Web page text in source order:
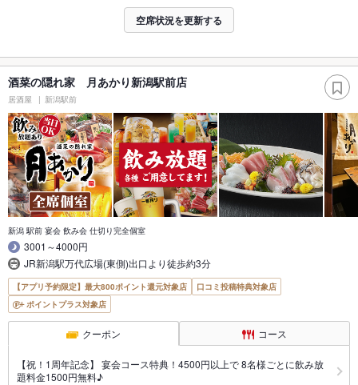
空席状況を更新する
酒菜の隠れ家 月あかり新潟駅前店
居酒屋 新潟駅前
新潟 駅前 宴会 飲み会 仕切り完全個室
3001～4000円
JR新潟駅万代広場(東側)出口より徒歩約3分
【アプリ予約限定】最大800ポイント還元対象店
口コミ投稿特典対象店
ポイントプラス対象店
クーポン コース
【祝！1周年記念】 宴会コース特典！4500円以上で 8名様ごとに飲み放
題料金1500円無料♪